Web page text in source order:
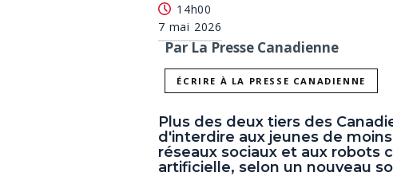
14h00
7 mai 2026
Par La Presse Canadienne
ÉCRIRE À LA PRESSE CANADIENNE
Plus des deux tiers des
d'interdire aux jeunes de
réseaux sociaux et aux robots
artificielle, selon un nouveau